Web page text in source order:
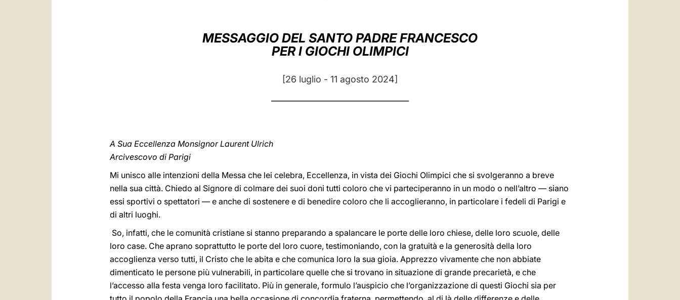
MESSAGGIO DEL SANTO PADRE FRANCESCO
PER I GIOCHI OLIMPICI
[26 luglio - 11 agosto 2024]
A Sua Eccellenza Monsignor Laurent Ulrich
Arcivescovo di Parigi
Mi unisco alle intenzioni della Messa che lei celebra, Eccellenza, in vista dei Giochi Olimpici che si svolgeranno a breve
nella sua città. Chiedo al Signore di colmare dei suoi doni tutti coloro che vi parteciperanno in un modo o nell’altro — siano
essi sportivi o spettatori — e anche di sostenere e di benedire coloro che li accoglieranno, in particolare i fedeli di Parigi e
di altri luoghi.
So, infatti, che le comunità cristiane si stanno preparando a spalancare le porte delle loro chiese, delle loro scuole, delle
loro case. Che aprano soprattutto le porte del loro cuore, testimoniando, con la gratuità e la generosità della loro
accoglienza verso tutti, il Cristo che le abita e che comunica loro la sua gioia. Apprezzo vivamente che non abbiate
dimenticato le persone più vulnerabili, in particolare quelle che si trovano in situazione di grande precarietà, e che
l’accesso alla festa venga loro facilitato. Più in generale, formulo l’auspicio che l’organizzazione di questi Giochi sia per